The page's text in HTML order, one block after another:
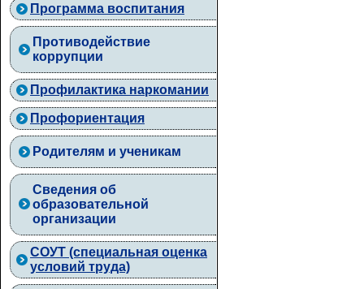
Программа воспитания
Противодействие
коррупции
Профилактика наркомании
Профориентация
Родителям и ученикам
Сведения об
образовательной
организации
СОУТ (специальная оценка
условий труда)